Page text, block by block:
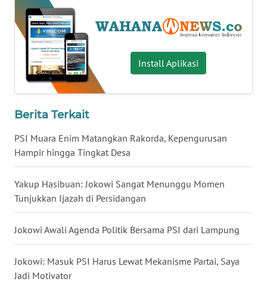
Install Aplikasi
Berita Terkait
PSI Muara Enim Matangkan Rakorda, Kepengurusan
Hampir hingga Tingkat Desa
Yakup Hasibuan: Jokowi Sangat Menunggu Momen
Tunjukkan Ijazah di Persidangan
Jokowi Awali Agenda Politik Bersama PSI dari Lampung
Jokowi: Masuk PSI Harus Lewat Mekanisme Partai, Saya
Jadi Motivator
WN
NUSANTARA
WN
JOGJA
JATIM
BALI
WN
KALBAR
WN
KALTENG
WN